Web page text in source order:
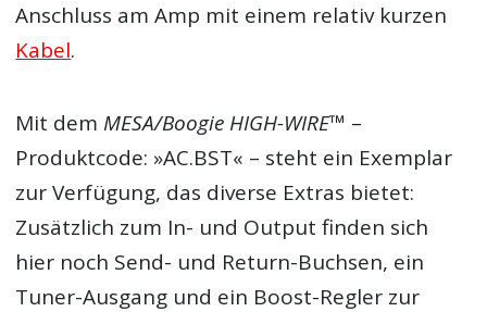
Anschluss am Amp mit einem relativ kurzen
Kabel.
Mit demMESA/Boogie HIGH-WIRE™ –
Produktcode: »AC.BST« – steht ein Exemplar
zur Verfügung, das diverse Extras bietet:
Zusätzlich zum In- und Output finden sich
hier noch Send- und Return-Buchsen, ein
Tuner-Ausgang und ein Boost-Regler zur